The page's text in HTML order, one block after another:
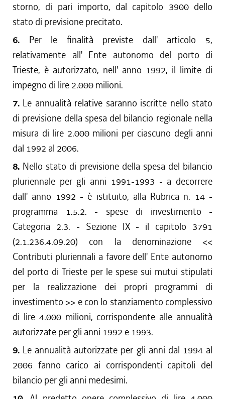
storno, di pari importo, dal capitolo 3900 dello
stato di previsione precitato.
6. Per le finalità previste dall' articolo 5,
relativamente all' Ente autonomo del porto di
Trieste, è autorizzato, nell' anno 1992, il limite di
impegno di lire 2.000 milioni.
7. Le annualità relative saranno iscritte nello stato
di previsione della spesa del bilancio regionale nella
misura di lire 2.000 milioni per ciascuno degli anni
dal 1992 al 2006.
8. Nello stato di previsione della spesa del bilancio
pluriennale per gli anni 1991-1993 - a decorrere
dall' anno 1992 - è istituito, alla Rubrica n. 14 -
programma 1.5.2. - spese di investimento -
Categoria 2.3. - Sezione IX - il capitolo 3791
(2.1.236.4.09.20) con la denominazione <<
Contributi pluriennali a favore dell' Ente autonomo
del porto di Trieste per le spese sui mutui stipulati
per la realizzazione dei propri programmi di
investimento >> e con lo stanziamento complessivo
di lire 4.000 milioni, corrispondente alle annualità
autorizzate per gli anni 1992 e 1993.
9. Le annualità autorizzate per gli anni dal 1994 al
2006 fanno carico ai corrispondenti capitoli del
bilancio per gli anni medesimi.